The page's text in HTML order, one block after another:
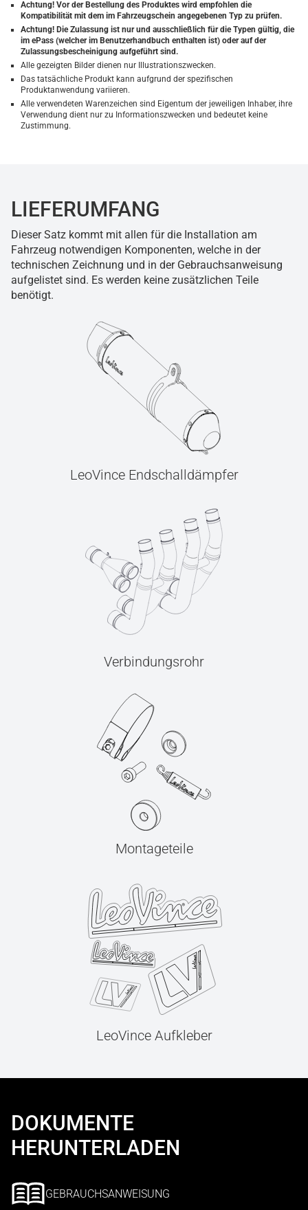
Achtung! Vor der Bestellung des Produktes wird empfohlen die
Kompatibilität mit dem im Fahrzeugschein angegebenen Typ zu prüfen.
Achtung! Die Zulassung ist nur und ausschließlich für die Typen gültig, die
im ePass (welcher im Benutzerhandbuch enthalten ist) oder auf der
Zulassungsbescheinigung aufgeführt sind.
Alle gezeigten Bilder dienen nur Illustrationszwecken.
Das tatsächliche Produkt kann aufgrund der spezifischen
Produktanwendung variieren.
Alle verwendeten Warenzeichen sind Eigentum der jeweiligen Inhaber, ihre
Verwendung dient nur zu Informationszwecken und bedeutet keine
Zustimmung.
LIEFERUMFANG
Dieser Satz kommt mit allen für die Installation am
Fahrzeug notwendigen Komponenten, welche in der
technischen Zeichnung und in der Gebrauchsanweisung
aufgelistet sind. Es werden keine zusätzlichen Teile
benötigt.
LeoVince Endschalldämpfer
Verbindungsrohr
Montageteile
LeoVince Aufkleber
DOKUMENTE
HERUNTERLADEN
GEBRAUCHSANWEISUNG